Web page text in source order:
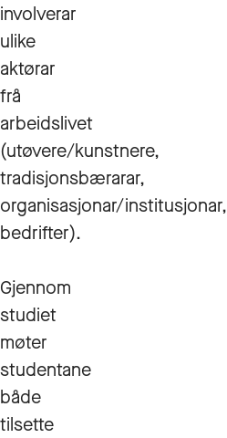
involverar
ulike
aktørar
frå
arbeidslivet
(utøvere/kunstnere,
tradisjonsbærarar,
organisasjonar/institusjonar,
bedrifter).
Gjennom
studiet
møter
studentane
både
tilsette